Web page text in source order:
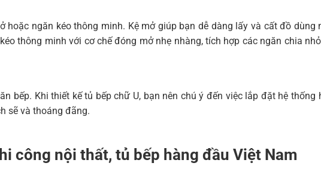
ngăn kéo thông minh. Kệ mở giúp bạn dễ dàng lấy và cất đồ dùng
thông minh với cơ chế đóng mở nhẹ nhàng, tích hợp các ngăn chia
bếp. Khi thiết kế tủ bếp chữ U, bạn nên chú ý đến việc lắp đặt hệ thống
sẽ và thoáng đãng.
công nội thất, tủ bếp hàng đầu Việt Nam